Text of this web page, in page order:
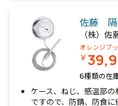
佐藤 隔
（株）
オレンジブ
￥
6種類の在
ケース、ねじ、感温部の
ですので、防錆、防食に